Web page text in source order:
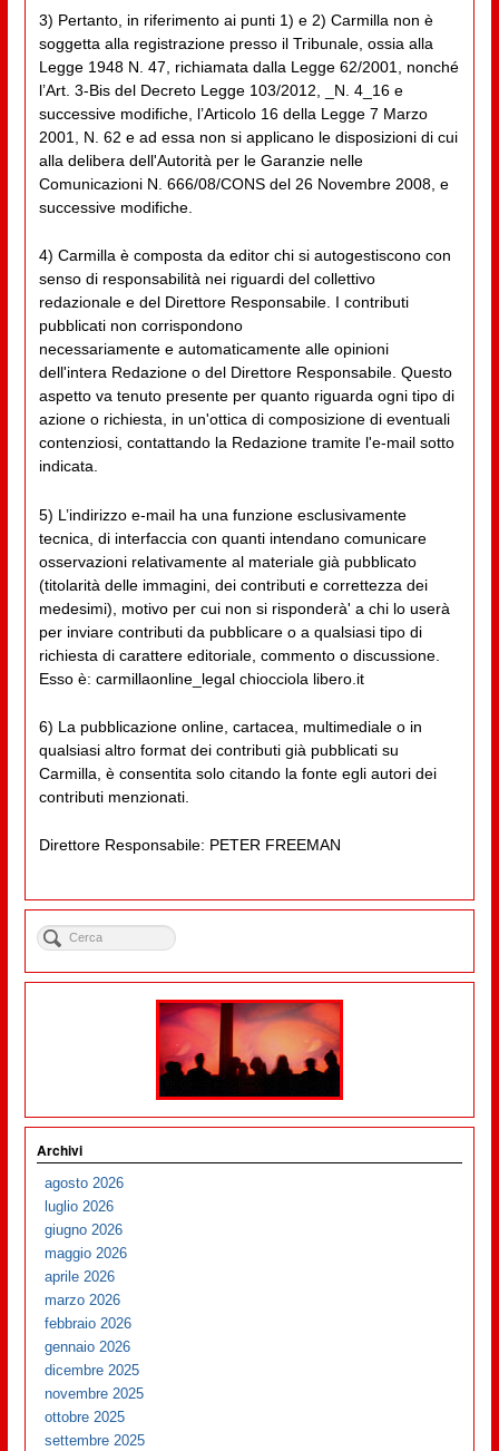
3) Pertanto, in riferimento ai punti 1) e 2) Carmilla non è
soggetta alla registrazione presso il Tribunale, ossia alla
Legge 1948 N. 47, richiamata dalla Legge 62/2001, nonché
l’Art. 3-Bis del Decreto Legge 103/2012, _N. 4_16 e
successive modifiche, l’Articolo 16 della Legge 7 Marzo
2001, N. 62 e ad essa non si applicano le disposizioni di cui
alla delibera dell'Autorità per le Garanzie nelle
Comunicazioni N. 666/08/CONS del 26 Novembre 2008, e
successive modifiche.
4) Carmilla è composta da editor chi si autogestiscono con
senso di responsabilità nei riguardi del collettivo
redazionale e del Direttore Responsabile. I contributi
pubblicati non corrispondono
necessariamente e automaticamente alle opinioni
dell'intera Redazione o del Direttore Responsabile. Questo
aspetto va tenuto presente per quanto riguarda ogni tipo di
azione o richiesta, in un'ottica di composizione di eventuali
contenziosi, contattando la Redazione tramite l'e-mail sotto
indicata.
5) L’indirizzo e-mail ha una funzione esclusivamente
tecnica, di interfaccia con quanti intendano comunicare
osservazioni relativamente al materiale già pubblicato
(titolarità delle immagini, dei contributi e correttezza dei
medesimi), motivo per cui non si risponderà' a chi lo userà
per inviare contributi da pubblicare o a qualsiasi tipo di
richiesta di carattere editoriale, commento o discussione.
Esso è: carmillaonline_legal chiocciola libero.it
6) La pubblicazione online, cartacea, multimediale o in
qualsiasi altro format dei contributi già pubblicati su
Carmilla, è consentita solo citando la fonte egli autori dei
contributi menzionati.
Direttore Responsabile: PETER FREEMAN
Archivi
agosto 2026
luglio 2026
giugno 2026
maggio 2026
aprile 2026
marzo 2026
febbraio 2026
gennaio 2026
dicembre 2025
novembre 2025
ottobre 2025
settembre 2025